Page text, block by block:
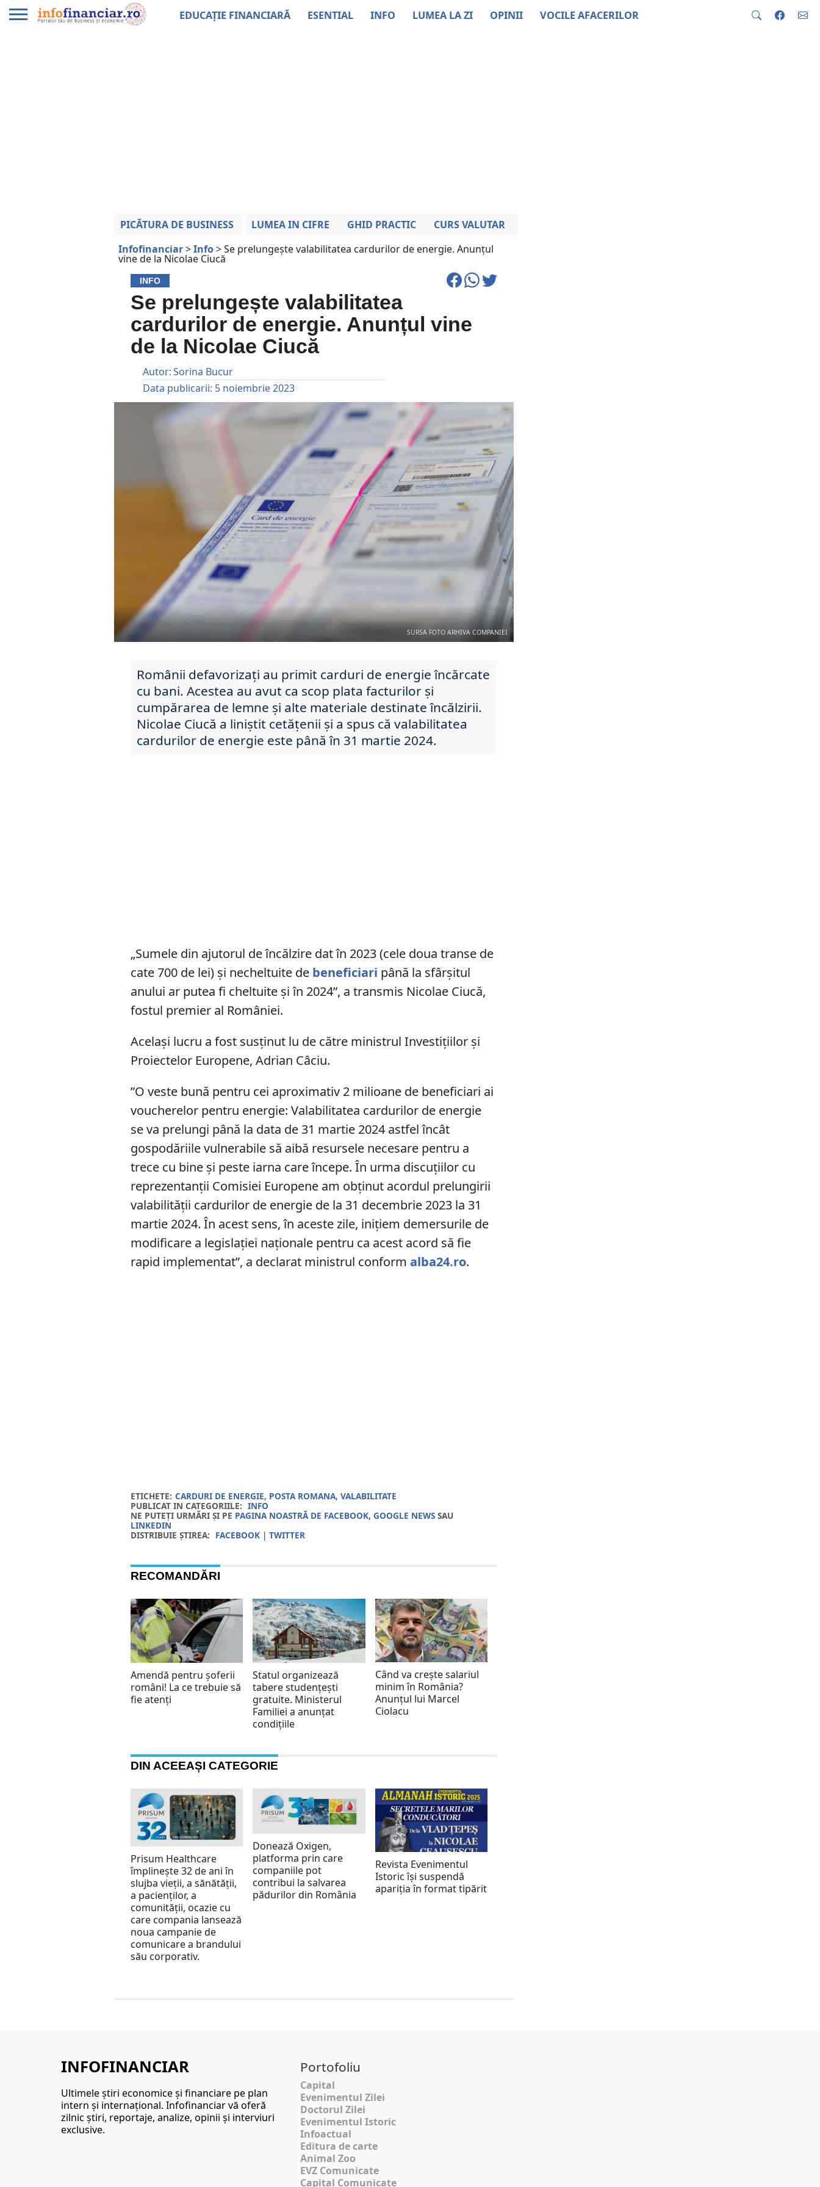
EDUCAȚIE FINANCIARĂ ESENTIAL INFO LUMEA LA ZI OPINII VOCILE AFACERILOR
PICĂTURA DE BUSINESS LUMEA IN CIFRE GHID PRACTIC
CURS VALUTAR
Infofinanciar>Info>Se prelungește valabilitatea cardurilor de energie. Anunțul
vine de la Nicolae Ciucă
INFO
Se prelungește valabilitatea
cardurilor de energie. Anunțul vine
de la Nicolae Ciucă
Autor:Sorina Bucur
Data publicarii: 5 noiembrie 2023
SURSA FOTO ARHIVA COMPANIEI
Românii defavorizați au primit carduri de energie încărcate
cu bani. Acestea au avut ca scop plata facturilor și
cumpărarea de lemne și alte materiale destinate încălzirii.
Nicolae Ciucă a liniștit cetățenii și a spus că valabilitatea
cardurilor de energie este până în 31 martie 2024.
„Sumele din ajutorul de încălzire dat în 2023 (cele doua transe de
cate 700 de lei) și necheltuite de beneficiari până la sfârșitul
anului ar putea fi cheltuite și în 2024”, a transmis Nicolae Ciucă,
fostul premier al României.
Același lucru a fost susținut lu de către ministrul Investițiilor și
Proiectelor Europene, Adrian Câciu.
”O veste bună pentru cei aproximativ 2 milioane de beneficiari ai
voucherelor pentru energie: Valabilitatea cardurilor de energie
se va prelungi până la data de 31 martie 2024 astfel încât
gospodăriile vulnerabile să aibă resursele necesare pentru a
trece cu bine și peste iarna care începe. În urma discuțiilor cu
reprezentanții Comisiei Europene am obținut acordul prelungirii
valabilității cardurilor de energie de la 31 decembrie 2023 la 31
martie 2024. În acest sens, în aceste zile, inițiem demersurile de
modificare a legislației naționale pentru ca acest acord să fie
rapid implementat”, a declarat ministrul conformalba24.ro.
ETICHETE: CARDURI DE ENERGIE, POSTA ROMANA,VALABILITATE
PUBLICAT IN CATEGORIILE: INFO
NE PUTEȚI URMĂRI ȘI PE PAGINA NOASTRĂ DE FACEBOOK,GOOGLE NEWS SAU
LINKEDIN
DISTRIBUIE ȘTIREA: FACEBOOK |TWITTER
RECOMANDĂRI
Amendă pentru șoferii
români! La ce trebuie să
fie atenți
Statul organizează
tabere studențești
gratuite. Ministerul
Familiei a anunțat
condițiile
Când va crește salariul
minim în România?
Anunțul lui Marcel
Ciolacu
DIN ACEEAȘI CATEGORIE
Prisum Healthcare
împlinește 32 de ani în
slujba vieții, a sănătății,
a pacienților, a
comunității, ocazie cu
care compania lansează
noua campanie de
comunicare a brandului
său corporativ.
Donează Oxigen,
platforma prin care
companiile pot
contribui la salvarea
pădurilor din România
Revista Evenimentul
Istoric își suspendă
apariția în format tipărit
INFOFINANCIAR
Ultimele ştiri economice şi financiare pe plan
intern şi internaţional. Infofinanciar vă oferă
zilnic ştiri, reportaje, analize, opinii şi interviuri
exclusive.
Portofoliu
Capital
Evenimentul Zilei
Doctorul Zilei
Evenimentul Istoric
Infoactual
Editura de carte
Animal Zoo
EVZ Comunicate
Capital Comunicate